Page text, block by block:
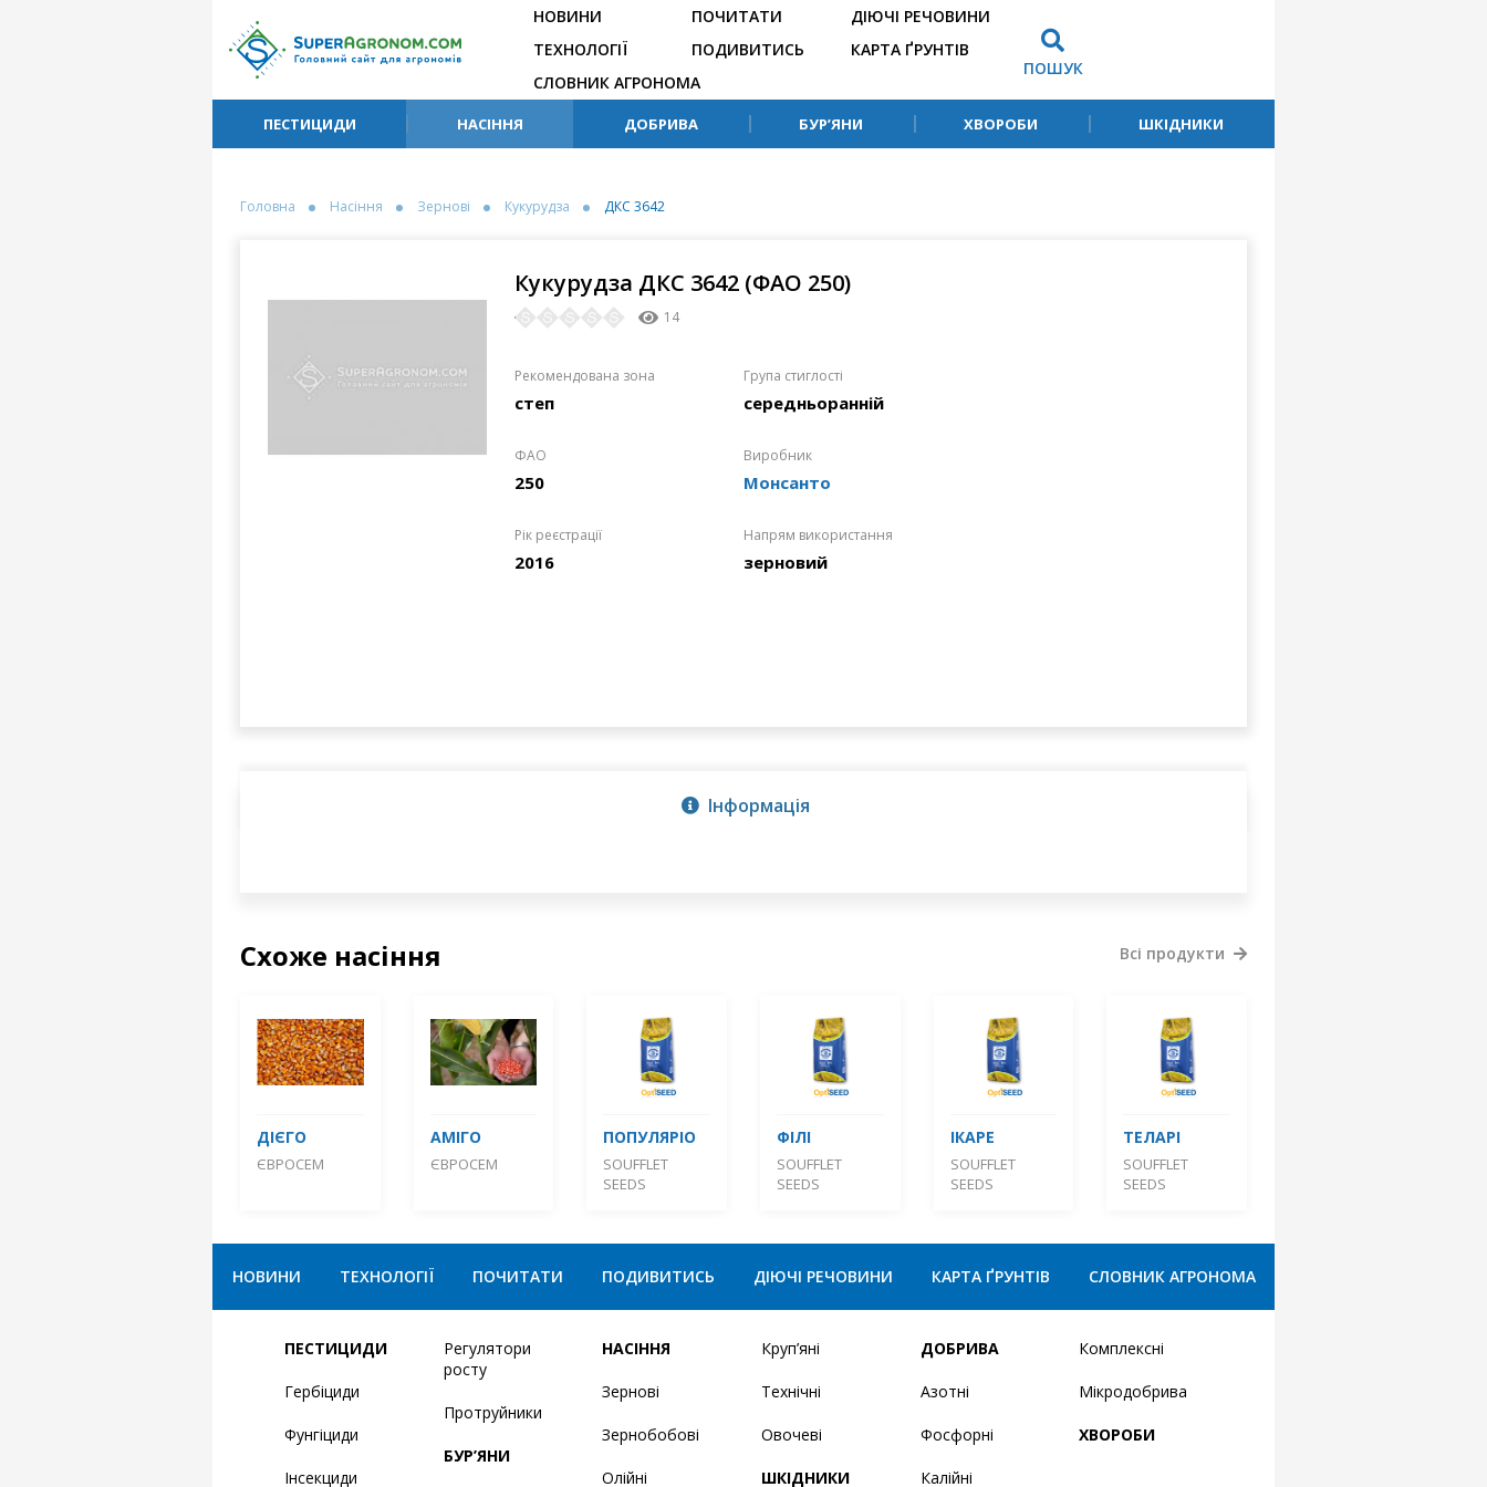
НОВИНИ
ТЕХНОЛОГІЇ
ПОЧИТАТИ
ПОДИВИТИСЬ
ДІЮЧІ РЕЧОВИНИ
КАРТА ҐРУНТІВ
СЛОВНИК АГРОНОМА
ПОШУК
ПЕСТИЦИДИ НАСІННЯ ДОБРИВА БУР’ЯНИ ХВОРОБИ ШКІДНИКИ
Головна Насіння Зернові Кукурудза ДКС 3642
Кукурудза ДКС 3642 (ФАО 250)
14
Рекомендована зона
степ
Група стиглості
середньоранній
ФАО
250
Виробник
Монсанто
Рік реєстрації
2016
Напрям використання
зерновий
Інформація
Схоже насіння
ДІЄГО
ЄВРОСЕМ
АМІГО
ЄВРОСЕМ
ПОПУЛЯРІО
SOUFFLET
SEEDS
ФІЛІ
SOUFFLET
SEEDS
ІКАРЕ
SOUFFLET
SEEDS
ТЕЛАРІ
SOUFFLET
SEEDS
Всі продукти
НОВИНИ ТЕХНОЛОГІЇ ПОЧИТАТИ ПОДИВИТИСЬ ДІЮЧІ РЕЧОВИНИ КАРТА ҐРУНТІВ СЛОВНИК АГРОНОМА
ПЕСТИЦИДИ
Гербіциди
Фунгіциди
Інсекциди
Регулятори
росту
Протруйники
БУР’ЯНИ
НАСІННЯ
Зернові
Зернобобові
Олійні
Круп’яні
Технічні
Овочеві
ШКІДНИКИ
ДОБРИВА
Азотні
Фосфорні
Калійні
Комплексні
Мікродобрива
ХВОРОБИ